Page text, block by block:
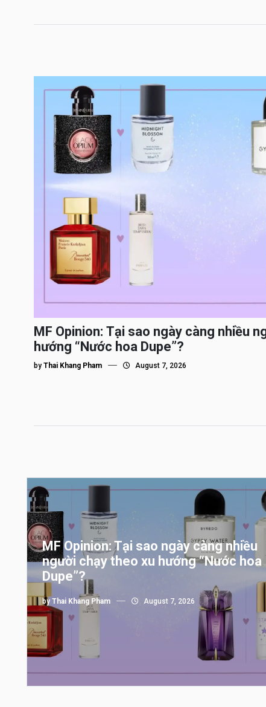
MF Opinion: Tại sao ngày càng nhiều
hướng “Nước hoa Dupe”?
by Thai Khang Pham August 7, 2026
MF Opinion: Tại sao ngày càng nhiều
người chạy theo xu hướng “Nước hoa
Dupe”?
by Thai Khang Pham August 7, 2026